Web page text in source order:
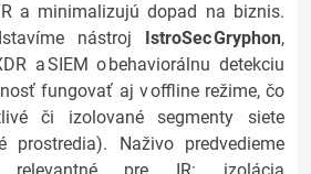
a minimalizujú dopad na biznis.
nástroj IstroSecGryphon,
a SIEM o behaviorálnu detekciu
fungovať aj v offline režime, čo
či izolované segmenty siete
prostredia). Naživo predvedieme